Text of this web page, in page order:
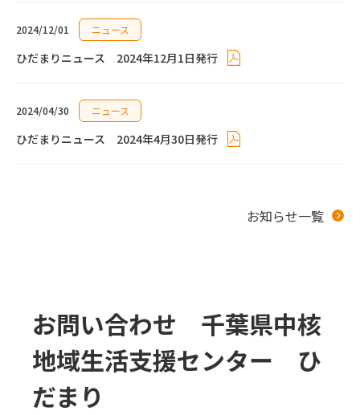
2024/12/01 ニュース
ひだまりニュース 2024年12月1日発行
2024/04/30 ニュース
ひだまりニュース 2024年4月30日発行
お知らせ一覧
お問い合わせ 千葉県中核
地域生活支援センター ひ
だまり